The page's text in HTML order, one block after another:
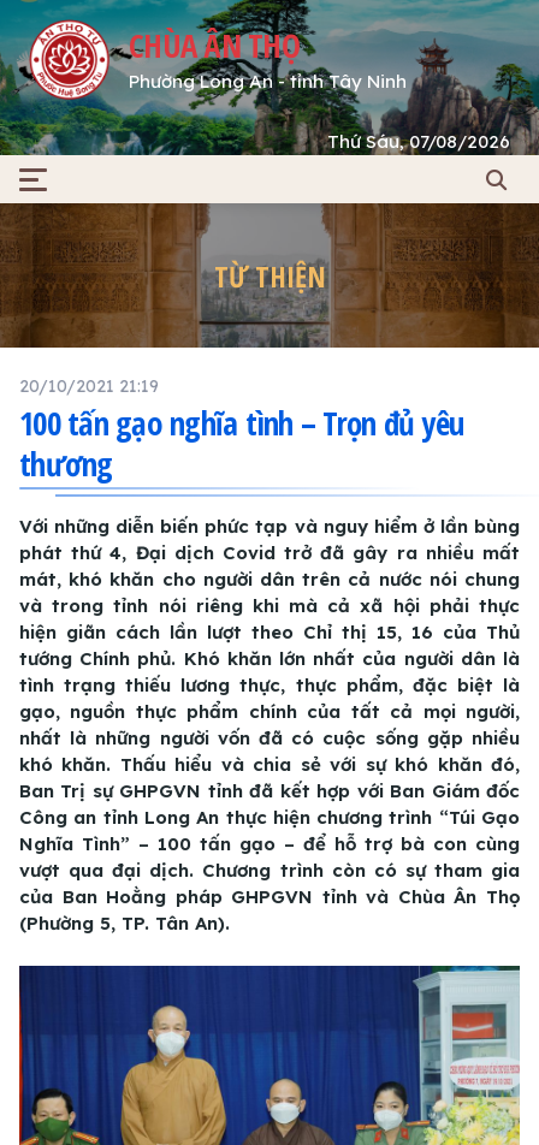
CHÙA ÂN THỌ
Phường Long An - tỉnh Tây Ninh
Thứ Sáu, 07/08/2026
TỪ THIỆN
20/10/2021 21:19
100 tấn gạo nghĩa tình – Trọn đủ yêu
thương
Với những diễn biến phức tạp và nguy hiểm ở lần bùng
phát thứ 4, Đại dịch Covid trở đã gây ra nhiều mất
mát, khó khăn cho người dân trên cả nước nói chung
và trong tỉnh nói riêng khi mà cả xã hội phải thực
hiện giãn cách lần lượt theo Chỉ thị 15, 16 của Thủ
tướng Chính phủ. Khó khăn lớn nhất của người dân là
tình trạng thiếu lương thực, thực phẩm, đặc biệt là
gạo, nguồn thực phẩm chính của tất cả mọi người,
nhất là những người vốn đã có cuộc sống gặp nhiều
khó khăn. Thấu hiểu và chia sẻ với sự khó khăn đó,
Ban Trị sự GHPGVN tỉnh đã kết hợp với Ban Giám đốc
Công an tỉnh Long An thực hiện chương trình “Túi Gạo
Nghĩa Tình” – 100 tấn gạo – để hỗ trợ bà con cùng
vượt qua đại dịch. Chương trình còn có sự tham gia
của Ban Hoằng pháp GHPGVN tỉnh và Chùa Ân Thọ
(Phường 5, TP. Tân An).